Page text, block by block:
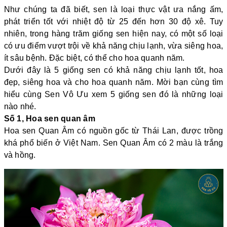
Như chúng ta đã biết, sen là loại thực vật ưa nắng ấm,
phát triển tốt với nhiệt độ từ 25 đến hơn 30 độ xê. Tuy
nhiên, trong hàng trăm giống sen hiện nay, có một số loại
có ưu điểm vượt trội về khả năng chịu lạnh, vừa siêng hoa,
ít sâu bệnh. Đặc biệt, có thể cho hoa quanh năm.
Dưới đây là 5 giống sen có khả năng chịu lạnh tốt, hoa
đẹp, siêng hoa và cho hoa quanh năm. Mời bạn cùng tìm
hiểu cùng Sen Vô Ưu xem 5 giống sen đó là những loại
nào nhé.
Số 1, Hoa sen quan âm
Hoa sen Quan Âm có nguồn gốc từ Thái Lan, được trồng
khá phổ biến ở Việt Nam. Sen Quan Âm có 2 màu là trắng
và hồng.